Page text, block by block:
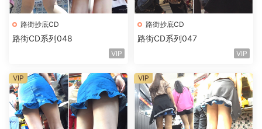
路街抄底CD
路街CD系列048
VIP
路街抄底CD
路街CD系列047
VIP
VIP VIP